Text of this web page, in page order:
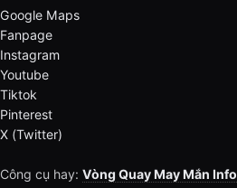
Google Maps
Fanpage
Instagram
Youtube
Tiktok
Pinterest
X (Twitter)
Công cụ hay: Vòng Quay May Mắn Info